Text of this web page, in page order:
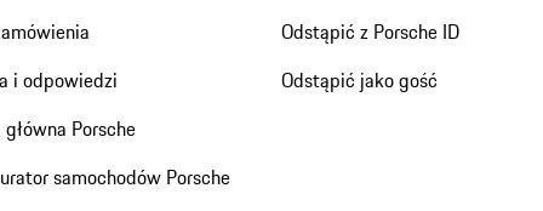
i odpowiedzi
Porsche
samochodów Porsche
Odstąpić z Porsche ID
Odstąpić jako gość